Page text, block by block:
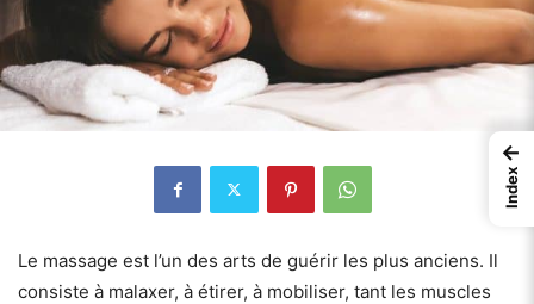
Le massage est l’un des arts de guérir les plus anciens. Il
consiste à malaxer, à étirer, à mobiliser, tant les muscles
←
Index